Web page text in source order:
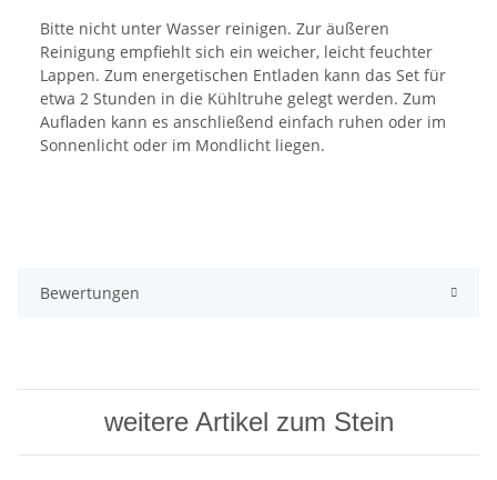
Bitte nicht unter Wasser reinigen. Zur äußeren
Reinigung empfiehlt sich ein weicher, leicht feuchter
Lappen. Zum energetischen Entladen kann das Set für
etwa 2 Stunden in die Kühltruhe gelegt werden. Zum
Aufladen kann es anschließend einfach ruhen oder im
Sonnenlicht oder im Mondlicht liegen.
Bewertungen
weitere Artikel zum Stein